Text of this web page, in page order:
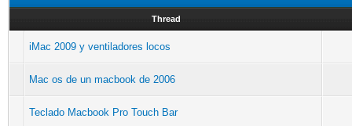
Thread
iMac 2009 y ventiladores locos
Mac os de un macbook de 2006
Teclado Macbook Pro Touch Bar